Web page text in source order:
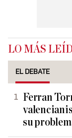
LO MÁS
EL DEBATE
Ferran
su